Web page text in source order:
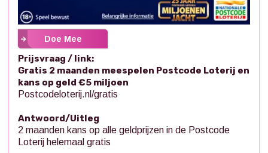
Doe Mee
Prijsvraag / link:
Gratis 2 maanden meespelen Postcode Loterij en
kans op geld €5 miljoen
Postcodeloterij.nl/gratis
Antwoord/Uitleg
2 maanden kans op alle geldprijzen in de Postcode
Loterij helemaal gratis